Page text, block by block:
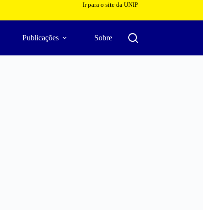
Ir para o site da UNIP
Publicações Sobre